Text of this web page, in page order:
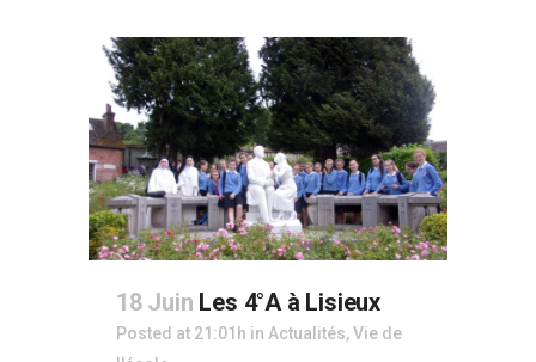
18 Juin Les 4°A à Lisieux
Posted at 21:01h in Actualités,Vie de